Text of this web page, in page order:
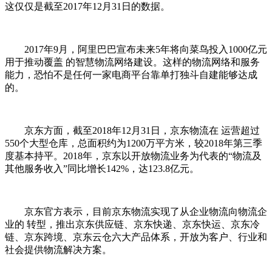
这仅仅是截至2017年12月31日的数据。
2017年9月，阿里巴巴宣布未来5年将向菜鸟投入1000亿元
用于推动覆盖 的智慧物流网络建设。这样的物流网络和服务
能力，恐怕不是任何一家电商平台靠单打独斗自建能够达成
的。
京东方面，截至2018年12月31日，京东物流在 运营超过
550个大型仓库，总面积约为1200万平方米，较2018年第三季
度基本持平。2018年，京东以开放物流业务为代表的“物流及
其他服务收入”同比增长142%，达123.8亿元。
京东官方表示，目前京东物流实现了从企业物流向物流企
业的 转型，推出京东供应链、京东快递、京东快运、京东冷
链、京东跨境、京东云仓六大产品体系，开放为客户、行业和
社会提供物流解决方案。